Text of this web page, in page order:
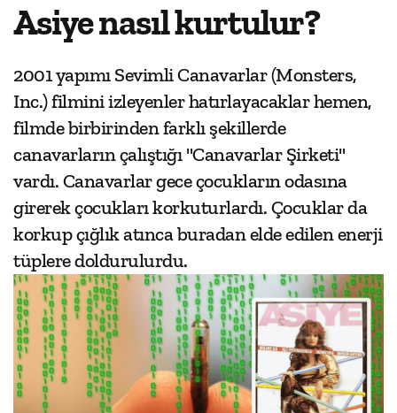
Asiye nasıl kurtulur?
2001 yapımı Sevimli Canavarlar (Monsters,
Inc.) filmini izleyenler hatırlayacaklar hemen,
filmde birbirinden farklı şekillerde
canavarların çalıştığı "Canavarlar Şirketi"
vardı. Canavarlar gece çocukların odasına
girerek çocukları korkuturlardı. Çocuklar da
korkup çığlık atınca buradan elde edilen enerji
tüplere doldurulurdu.